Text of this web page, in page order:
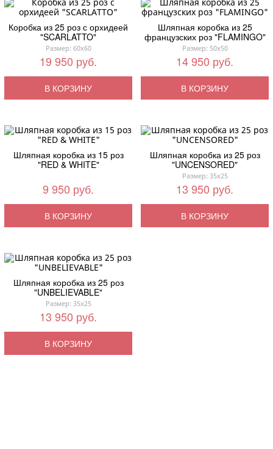
Коробка из 25 роз с орхидеей
"SCARLATTO"
Размер: 60x60
19 950 руб.
В КОРЗИНУ
Шляпная коробка из 25
французских роз "FLAMINGO"
Размер: 50x50
14 950 руб.
В КОРЗИНУ
Шляпная коробка из 15 роз
"RED & WHITE"
9 950 руб.
В КОРЗИНУ
Шляпная коробка из 25 роз
"UNCENSORED"
Размер: 35x25
13 950 руб.
В КОРЗИНУ
Шляпная коробка из 25 роз
"UNBELIEVABLE"
Размер: 35x25
13 950 руб.
В КОРЗИНУ